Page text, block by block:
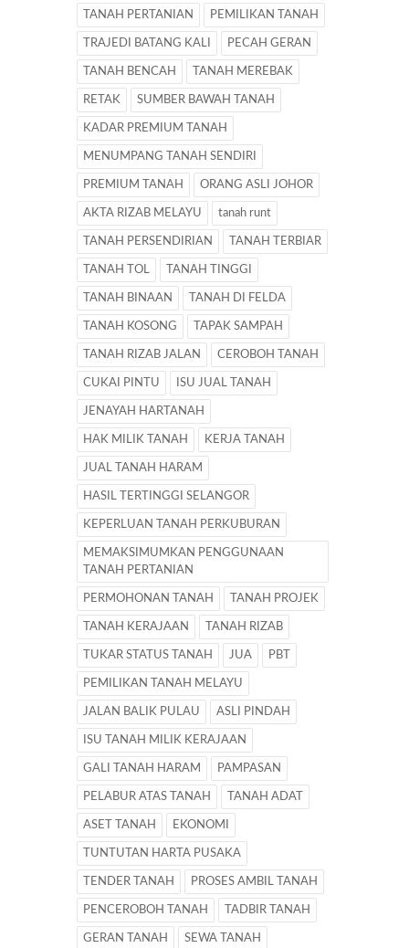
TANAH PERTANIAN PEMILIKAN TANAH
TRAJEDI BATANG KALI PECAH GERAN
TANAH BENCAH TANAH MEREBAK
RETAK SUMBER BAWAH TANAH
KADAR PREMIUM TANAH
MENUMPANG TANAH SENDIRI
PREMIUM TANAH ORANG ASLI JOHOR
AKTA RIZAB MELAYU tanah runt
TANAH PERSENDIRIAN TANAH TERBIAR
TANAH TOL TANAH TINGGI
TANAH BINAAN TANAH DI FELDA
TANAH KOSONG TAPAK SAMPAH
TANAH RIZAB JALAN CEROBOH TANAH
CUKAI PINTU ISU JUAL TANAH
JENAYAH HARTANAH
HAK MILIK TANAH KERJA TANAH
JUAL TANAH HARAM
HASIL TERTINGGI SELANGOR
KEPERLUAN TANAH PERKUBURAN
MEMAKSIMUMKAN PENGGUNAAN
TANAH PERTANIAN
PERMOHONAN TANAH TANAH PROJEK
TANAH KERAJAAN TANAH RIZAB
TUKAR STATUS TANAH JUA PBT
PEMILIKAN TANAH MELAYU
JALAN BALIK PULAU ASLI PINDAH
ISU TANAH MILIK KERAJAAN
GALI TANAH HARAM PAMPASAN
PELABUR ATAS TANAH TANAH ADAT
ASET TANAH EKONOMI
TUNTUTAN HARTA PUSAKA
TENDER TANAH PROSES AMBIL TANAH
PENCEROBOH TANAH TADBIR TANAH
GERAN TANAH SEWA TANAH